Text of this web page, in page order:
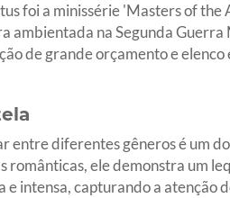
foi a minissérie 'Masters of
ambientada na Segunda
de grande orçamento e
diferentes gêneros é um
românticas, ele demonstra um
intensa, capturando a atenção